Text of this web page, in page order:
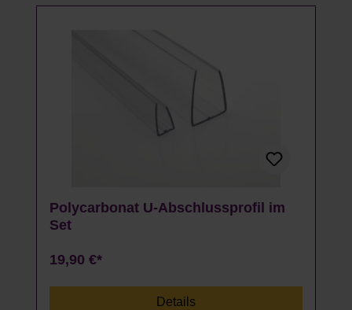
Polycarbonat U-Abschlussprofil im
Set
19,90 €*
Details